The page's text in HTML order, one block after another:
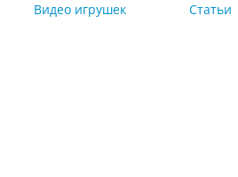
Видео игрушек Статьи